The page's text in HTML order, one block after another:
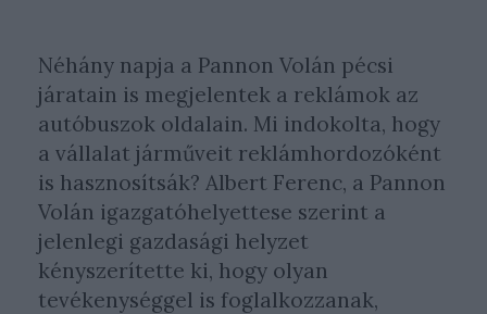
Néhány napja a Pannon Volán pécsi
járatain is megjelentek a reklámok az
autóbuszok oldalain. Mi indokolta, hogy
a vállalat járműveit reklámhordozóként
is hasznosítsák? Albert Ferenc, a Pannon
Volán igazgatóhelyettese szerint a
jelenlegi gazdasági helyzet
kényszerítette ki, hogy olyan
tevékenységgel is foglalkozzanak,